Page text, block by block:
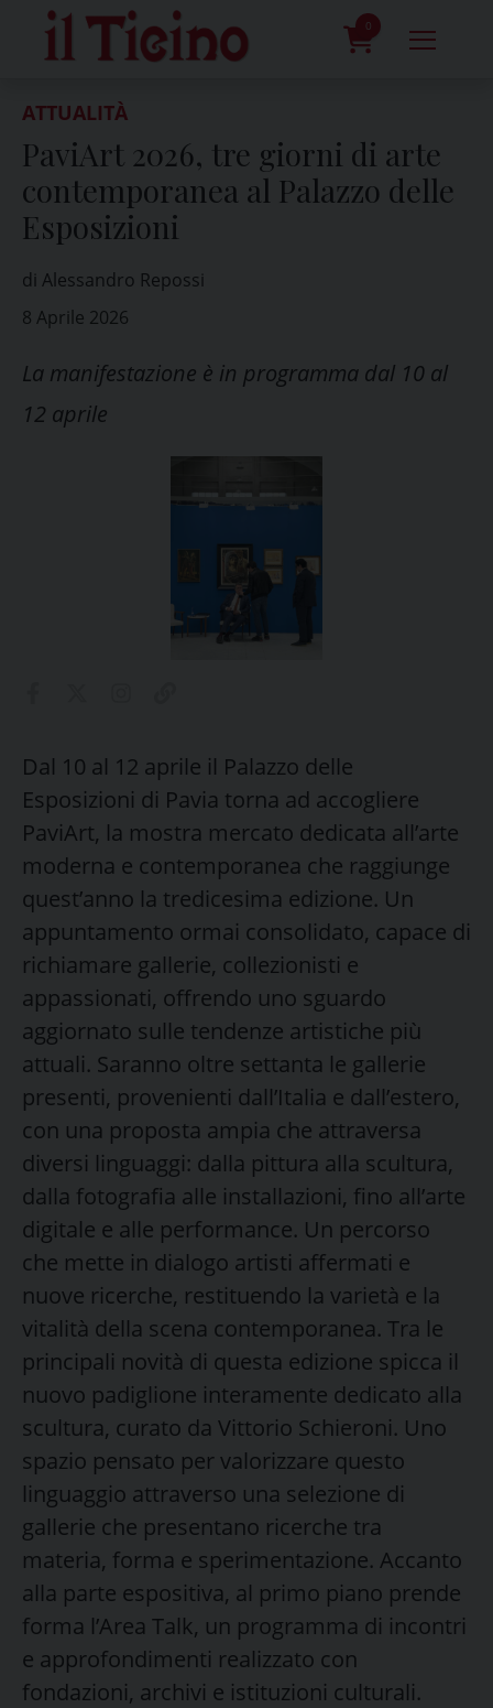
content
0
ATTUALITÀ
PaviArt 2026, tre giorni di arte
contemporanea al Palazzo delle
Esposizioni
di Alessandro Repossi
8 Aprile 2026
La manifestazione è in programma dal 10 al
12 aprile
Dal 10 al 12 aprile il Palazzo delle
Esposizioni di Pavia torna ad accogliere
PaviArt, la mostra mercato dedicata all’arte
moderna e contemporanea che raggiunge
quest’anno la tredicesima edizione. Un
appuntamento ormai consolidato, capace di
richiamare gallerie, collezionisti e
appassionati, offrendo uno sguardo
aggiornato sulle tendenze artistiche più
attuali. Saranno oltre settanta le gallerie
presenti, provenienti dall’Italia e dall’estero,
con una proposta ampia che attraversa
diversi linguaggi: dalla pittura alla scultura,
dalla fotografia alle installazioni, fino all’arte
digitale e alle performance. Un percorso
che mette in dialogo artisti affermati e
nuove ricerche, restituendo la varietà e la
vitalità della scena contemporanea. Tra le
principali novità di questa edizione spicca il
nuovo padiglione interamente dedicato alla
scultura, curato da Vittorio Schieroni. Uno
spazio pensato per valorizzare questo
linguaggio attraverso una selezione di
gallerie che presentano ricerche tra
materia, forma e sperimentazione. Accanto
alla parte espositiva, al primo piano prende
forma l’Area Talk, un programma di incontri
e approfondimenti realizzato con
fondazioni, archivi e istituzioni culturali.